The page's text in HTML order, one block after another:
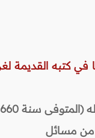
في كتبه القديمة
سنة 660هـ)
من مسائل